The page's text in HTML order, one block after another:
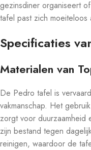
gezinsdiner organiseert
tafel past zich
Specificaties
Materialen van
De Pedro tafel is
vakmanschap. Het
zorgt voor duurzaamheid
zijn bestand tegen
reinigen, waardoor de